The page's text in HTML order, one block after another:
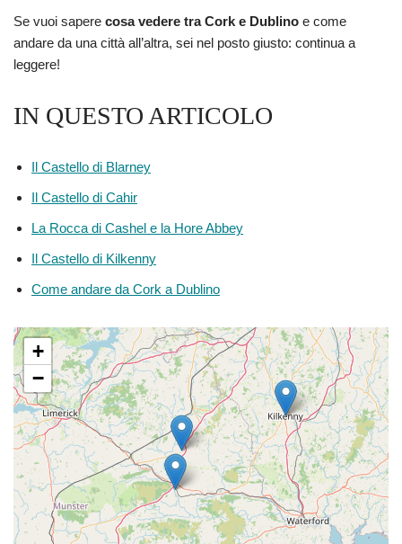
Se vuoi sapere cosa vedere tra Cork e Dublino e come
andare da una città all’altra, sei nel posto giusto: continua a
leggere!
IN QUESTO ARTICOLO
Il Castello di Blarney
Il Castello di Cahir
La Rocca di Cashel e la Hore Abbey
Il Castello di Kilkenny
Come andare da Cork a Dublino
+
−